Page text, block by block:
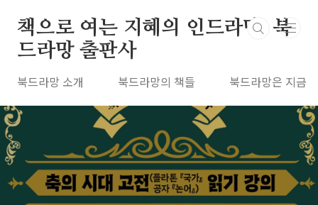
책으로 여는 지혜의 인드라망, 북
드라망 출판사
북드라망 소개 북드라망의 책들 북드라망은 지금